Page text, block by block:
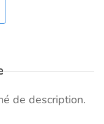
de description.